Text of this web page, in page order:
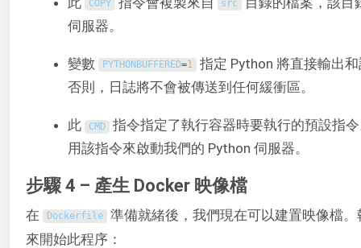
COPY src
伺服器。
變數 PYTHONBUFFERED=1 指定 Python 將直接輸出
否則，日誌將不會被傳送到任何緩衝區。
此 CMD 指令指定了執行容器時要執行的預設指
用該指令來啟動我們的 Python 伺服器。
步驟 4 – 產生 Docker 映像檔
在 Dockerfile 準備就緒後，我們現在可以建置映像檔。
來開始此程序：